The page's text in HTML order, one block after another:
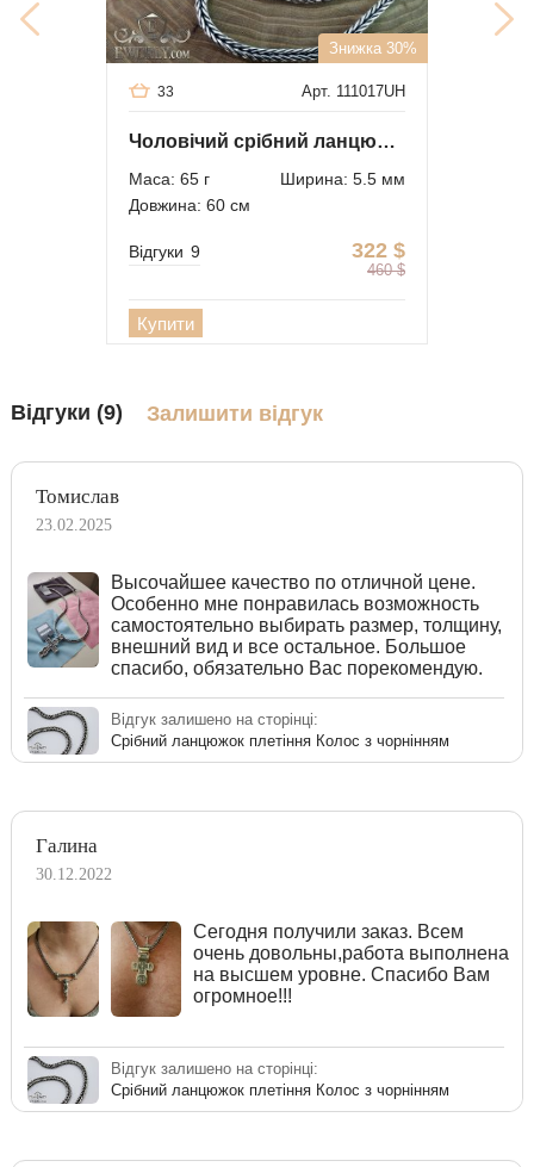
Знижка 30%
Арт. 111017UH
33
Чоловічий срібний ланцюжок Колос з чорнінням
Маса: 65 г
Ширина: 5.5 мм
Довжина: 60 см
322 $
460 $
Відгуки 9
Купити
Відгуки (9) Залишити відгук
Томислав
23.02.2025
Высочайшее качество по отличной цене.
Особенно мне понравилась возможность
самостоятельно выбирать размер, толщину,
внешний вид и все остальное. Большое
спасибо, обязательно Вас порекомендую.
Відгук залишено на сторінці:
Срібний ланцюжок плетіння Колос з чорнінням
Галина
30.12.2022
Сегодня получили заказ. Всем
очень довольны,работа выполнена
на высшем уровне. Спасибо Вам
огромное!!!
Відгук залишено на сторінці:
Срібний ланцюжок плетіння Колос з чорнінням